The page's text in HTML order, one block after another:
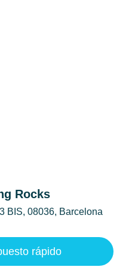
Rocks
BIS, 08036, Barcelona
rápido